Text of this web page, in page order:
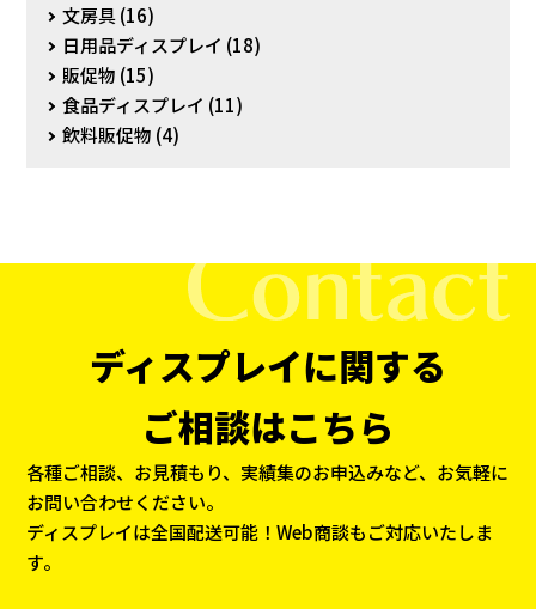
文房具(16)
日用品ディスプレイ (18)
販促物 (15)
食品ディスプレイ (11)
飲料販促物 (4)
ディスプレイに関する
ご相談はこちら
各種ご相談、お見積もり、実績集のお申込みなど、お気軽に
お問い合わせください。
ディスプレイは全国配送可能！Web商談もご対応いたしま
す。